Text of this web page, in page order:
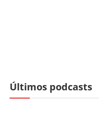
Últimos podcasts